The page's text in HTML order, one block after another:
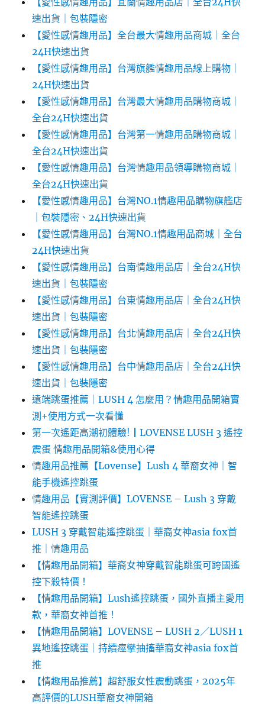
速出貨｜包裝隱密
【愛性感情趣用品】全台最大情趣用品商城｜全台
24H快速出貨
【愛性感情趣用品】台灣旗艦情趣用品線上購物｜
24H快速出貨
【愛性感情趣用品】台灣最大情趣用品購物商城｜
全台24H快速出貨
【愛性感情趣用品】台灣第一情趣用品購物商城｜
全台24H快速出貨
【愛性感情趣用品】台灣情趣用品領導購物商城｜
全台24H快速出貨
【愛性感情趣用品】台灣NO.1情趣用品購物旗艦店
｜包裝隱密、24H快速出貨
【愛性感情趣用品】台灣NO.1情趣用品商城｜全台
24H快速出貨
【愛性感情趣用品】台南情趣用品店｜全台24H快
速出貨｜包裝隱密
【愛性感情趣用品】台東情趣用品店｜全台24H快
速出貨｜包裝隱密
【愛性感情趣用品】台北情趣用品店｜全台24H快
速出貨｜包裝隱密
【愛性感情趣用品】台中情趣用品店｜全台24H快
速出貨｜包裝隱密
遠端跳蛋推薦｜LUSH 4 怎麼用？情趣用品開箱實
測+使用方式一次看懂
第一次遙距高潮初體驗!┃LOVENSE LUSH 3 遙控
震蛋 情趣用品開箱&使用心得
情趣用品推薦【Lovense】Lush 4 華裔女神｜智
能手機遙控跳蛋
情趣用品【實測評價】LOVENSE – Lush 3 穿戴
智能遙控跳蛋
LUSH 3 穿戴智能遙控跳蛋｜華裔女神asia fox首
推｜情趣用品
【情趣用品開箱】華裔女神穿戴智能跳蛋可跨國遙
控下殺特價！
【情趣用品開箱】Lush遙控跳蛋，國外直播主愛用
款，華裔女神首推！
【情趣用品開箱】LOVENSE – LUSH 2／LUSH 1
異地遙控跳蛋｜持續痙攣抽搐華裔女神asia fox首
推
【情趣用品推薦】超舒服女性震動跳蛋，2025年
高評價的LUSH華裔女神開箱